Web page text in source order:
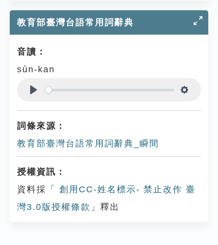
教育部臺灣台語常用詞辭典
音讀：
sùn-kan
詞條來源：
教育部臺灣台語常用詞辭典_瞬間
授權資訊：
資料採「
創用CC-姓名標示- 禁止改作 臺
灣3.0版授權條款 」釋出